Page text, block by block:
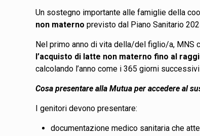
Un sostegno importante alle famiglie della
non maternoprevisto dal Piano Sanitario
Nel primo anno di vita della/del figlio/a, MNS
l’acquisto di latte non materno fino al
calcolando l’anno come i 365 giorni
Cosa presentare alla Mutua per accedere al
I genitori devono presentare:
documentazione medico sanitaria che